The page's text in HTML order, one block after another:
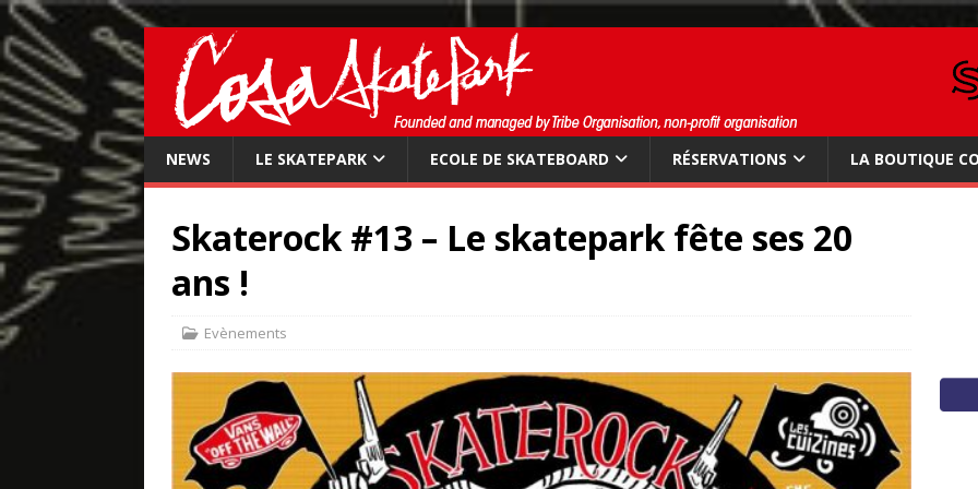
NEWS LE SKATEPARK ECOLE DE SKATEBOARD RÉSERVATIONS LA BOUTIQUE
Skaterock #13 – Le skatepark fête ses 20
ans !
Evènements